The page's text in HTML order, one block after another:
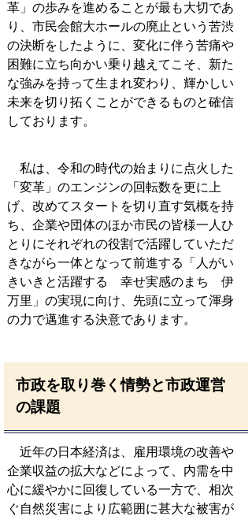
革」の歩みを進めることが最も大切であ
り、市民会館大ホールの廃止という苦渋
の決断をしたように、変化に伴う苦痛や
困難に立ち向かい乗り越えてこそ、新た
な強みを持って生まれ変わり、輝かしい
未来を切り拓くことができるものと確信
しております。
私は、令和の時代の始まりに点火した
「変革」のエンジンの回転数を更に上
げ、改めてスタートを切り直す気概を持
ち、企業や団体のほか市民の皆様一人ひ
とりにそれぞれの役割で活躍していただ
きながら一体となって前進する「人がい
きいきと活躍する 幸せ実感のまち 伊
万里」の実現に向け、先頭に立って渾身
の力で邁進する決意であります。
市政を取り巻く情勢と市政運営
の課題
近年の日本経済は、雇用環境の改善や
企業収益の拡大などによって、内需を中
心に緩やかに回復している一方で、相次
ぐ自然災害により広範囲に甚大な被害が